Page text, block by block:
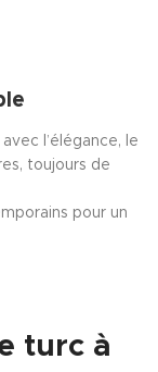
l’élégance, le
toujours de
pour un
turc à